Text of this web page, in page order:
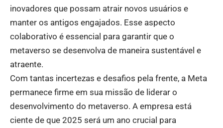
inovadores que possam atrair novos usuários e
manter os antigos engajados. Esse aspecto
colaborativo é essencial para garantir que o
metaverso se desenvolva de maneira sustentável e
atraente.
Com tantas incertezas e desafios pela frente, a Meta
permanece firme em sua missão de liderar o
desenvolvimento do metaverso. A empresa está
ciente de que 2025 será um ano crucial para